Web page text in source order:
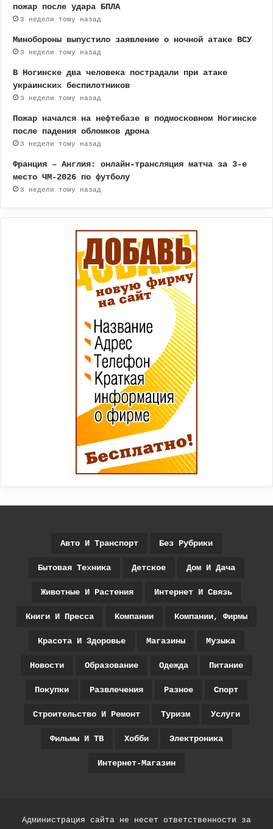
пожар после удара БПЛА
3 недели тому назад
Минобороны выпустило заявление о ночной атаке ВСУ
3 недели тому назад
В Ногинске два человека пострадали при атаке
украинских беспилотников
3 недели тому назад
Пожар начался на нефтебазе в подмосковном Ногинске
после падения обломков дрона
3 недели тому назад
Франция – Англия: онлайн-трансляция матча за 3-е
место ЧМ-2026 по футболу
3 недели тому назад
Авто И Транспорт Без Рубрики
Бытовая Техника Детское Дом И Дача
Животные И Растения Интернет И Связь
Книги И Пресса Компании Компании, Фирмы
Красота И Здоровье Магазины Музыка
Новости Образование Одежда Питание
Покупки Развлечения Разное Спорт
Строительство И Ремонт Туризм Услуги
Фильмы И ТВ Хобби Электроника
Интернет-Магазин
Администрация сайта не несет ответственности за